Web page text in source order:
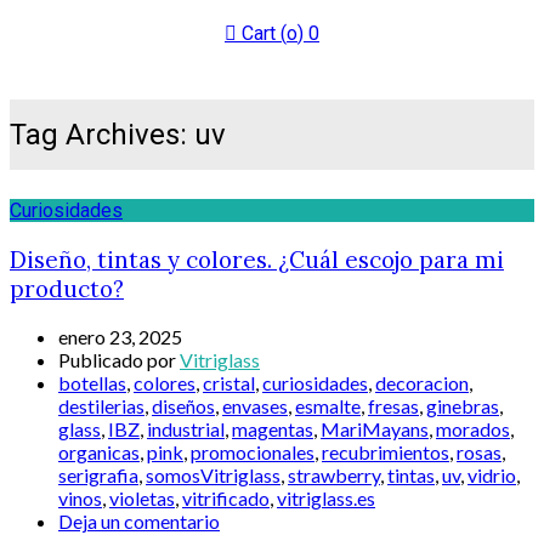
Cart (o) 0
Tag Archives: uv
Curiosidades
Diseño, tintas y colores. ¿Cuál escojo para mi
producto?
enero 23, 2025
Publicado porVitriglass
botellas,colores,cristal,curiosidades,decoracion,
destilerias,diseños,envases,esmalte,fresas,ginebras,
glass, IBZ, industrial,magentas, MariMayans,morados,
organicas,pink,promocionales,recubrimientos,rosas,
serigrafia,somosVitriglass,strawberry,tintas,uv,vidrio,
vinos,violetas,vitrificado,vitriglass.es
Deja un comentario